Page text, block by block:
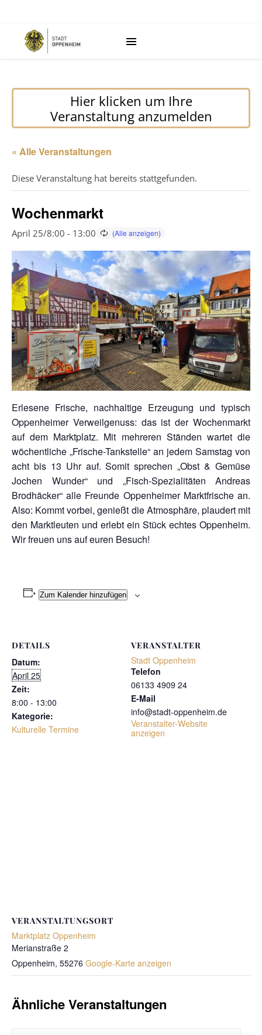
Hier klicken um Ihre
Veranstaltung anzumelden
« Alle Veranstaltungen
Diese Veranstaltung hat bereits stattgefunden.
Wochenmarkt
April 25/8:00 - 13:00
Erlesene Frische, nachhaltige Erzeugung und typisch
Oppenheimer Verweilgenuss: das ist der Wochenmarkt
auf dem Marktplatz. Mit mehreren Ständen wartet die
wöchentliche „Frische-Tankstelle“ an jedem Samstag von
acht bis 13 Uhr auf. Somit sprechen „Obst & Gemüse
Jochen Wunder“ und „Fisch-Spezialitäten Andreas
Brodhäcker“ alle Freunde Oppenheimer Marktfrische an.
Also: Kommt vorbei, genießt die Atmosphäre, plaudert mit
den Marktleuten und erlebt ein Stück echtes Oppenheim.
Wir freuen uns auf euren Besuch!
Zum Kalender hinzufügen
DETAILS
Datum:
April 25
Zeit:
8:00 - 13:00
Kategorie:
Kulturelle Termine
VERANSTALTER
Stadt Oppenheim
Telefon
06133 4909 24
E-Mail
info@stadt-oppenheim.de
Veranstalter-Website
anzeigen
VERANSTALTUNGSORT
Marktplatz Oppenheim
Merianstraße 2
Oppenheim, 55276 Google-Karte anzeigen
Ähnliche Veranstaltungen